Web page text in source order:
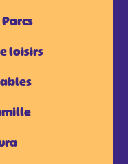
loisirs